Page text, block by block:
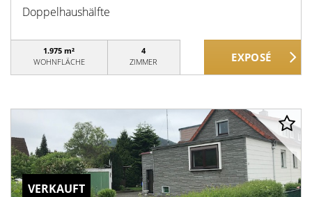
Doppelhaushälfte
1.975 m²
WOHNFLÄCHE
4
ZIMMER
VERKAUFT